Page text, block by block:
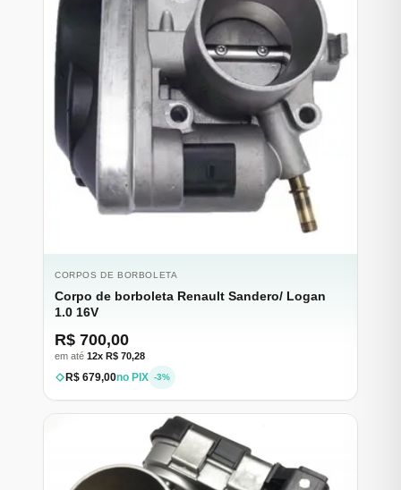
CORPOS DE BORBOLETA
Corpo de borboleta Renault Sandero/ Logan
1.0 16V
R$ 700,00
em até 12x R$ 70,28
R$ 679,00no PIX -3%